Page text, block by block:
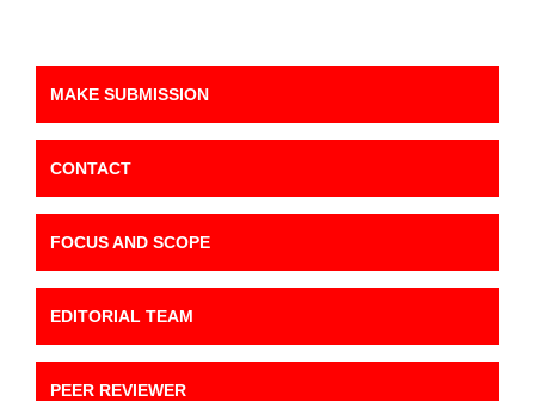
MAKE SUBMISSION
CONTACT
FOCUS AND SCOPE
EDITORIAL TEAM
PEER REVIEWER